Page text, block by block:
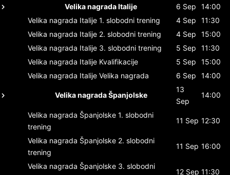
Velika nagrada Italije 6 Sep
14:00
Velika nagrada Italije 1. slobodni trening 4 Sep
11:30
Velika nagrada Italije 2. slobodni trening 4 Sep
15:00
Velika nagrada Italije 3. slobodni trening 5 Sep
11:30
Velika nagrada Italije Kvalifikacije 5 Sep
15:00
Velika nagrada Italije Velika nagrada 6 Sep 14:00
Velika nagrada Španjolske
13
Sep
14:00
Velika nagrada Španjolske 1. slobodni
trening
11 Sep 12:30
Velika nagrada Španjolske 2. slobodni
trening
11 Sep 16:00
Velika nagrada Španjolske 3. slobodni
12 Sep 11:30